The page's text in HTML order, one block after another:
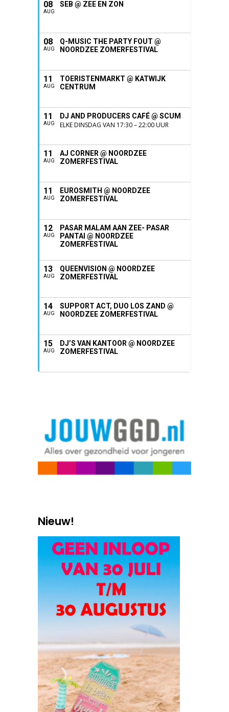
08
AUG
SEB @ ZEE EN ZON
08
AUG
Q-MUSIC THE PARTY FOUT @
NOORDZEE ZOMERFESTIVAL
11
AUG
TOERISTENMARKT @ KATWIJK
CENTRUM
11
AUG
DJ AND PRODUCERS CAFÉ @ SCUM
ELKE DINSDAG VAN 17:30 – 22:00 UUR
11
AUG
AJ CORNER @ NOORDZEE
ZOMERFESTIVAL
11
AUG
EUROSMITH @ NOORDZEE
ZOMERFESTIVAL
12
AUG
PASAR MALAM AAN ZEE- PASAR
PANTAI @ NOORDZEE
ZOMERFESTIVAL
13
AUG
QUEENVISION @ NOORDZEE
ZOMERFESTIVAL
14
AUG
SUPPORT ACT, DUO LOS ZAND @
NOORDZEE ZOMERFESTIVAL
15
AUG
DJ’S VAN KANTOOR @ NOORDZEE
ZOMERFESTIVAL
Nieuw!